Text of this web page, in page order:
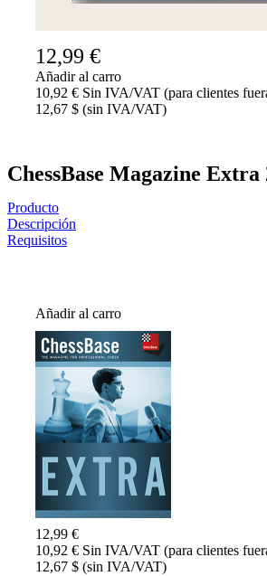
12,99 €
Añadir al carro
10,92 € Sin IVA/VAT (para clientes
12,67 $ (sin IVA/VAT)
ChessBase Magazine Extra
Producto
Descripción
Requisitos
Añadir al carro
12,99 €
10,92 € Sin IVA/VAT (para clientes
12,67 $ (sin IVA/VAT)